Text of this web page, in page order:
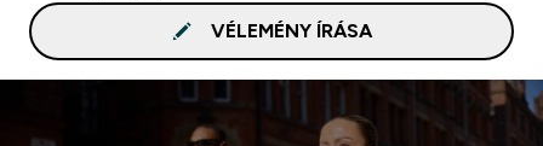
VÉLEMÉNY ÍRÁSA